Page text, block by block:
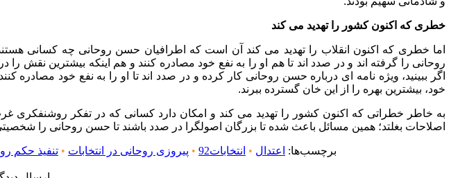
خطری که اکنون کشور را تهدید می کند
اما خطری که اکنون انقلاب را تهدید می کند آن است که اطرافیان حسن روحانی چه کسانی
روحانی را گرفته اند و در صدد اند تا هم او را به نفع خود مصادره کنند و هم اینکه بیشترین نقش
اگر ببینید، ویژه نامه ای درباره حسن روحانی کار کرده و در صدد اند تا او را به نفع خود
خود، بیشترین بهره را از این خان گسترده ببرند.
به خاطر خطراتی که اکنون کشور را تهدید می کند و امکان دارد کسانی که در تفکر
اصلاحات بغلتد؛ همین مسائل باعث شده تا بزرگان اصولگرا در صدد باشند تا حسن روحانی را
برچسب‌ها: اعتدال • انتخابات92 • پیروزی روحانی در انتخابات • تنفیذ حکم